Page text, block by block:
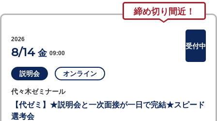
締め切り間近！
説明会 オンライン
代々木ゼミナール
【代ゼミ】★説明会と一次面接が一日で完結★スピード
選考会
2026
8/14 金 09:00
受付中